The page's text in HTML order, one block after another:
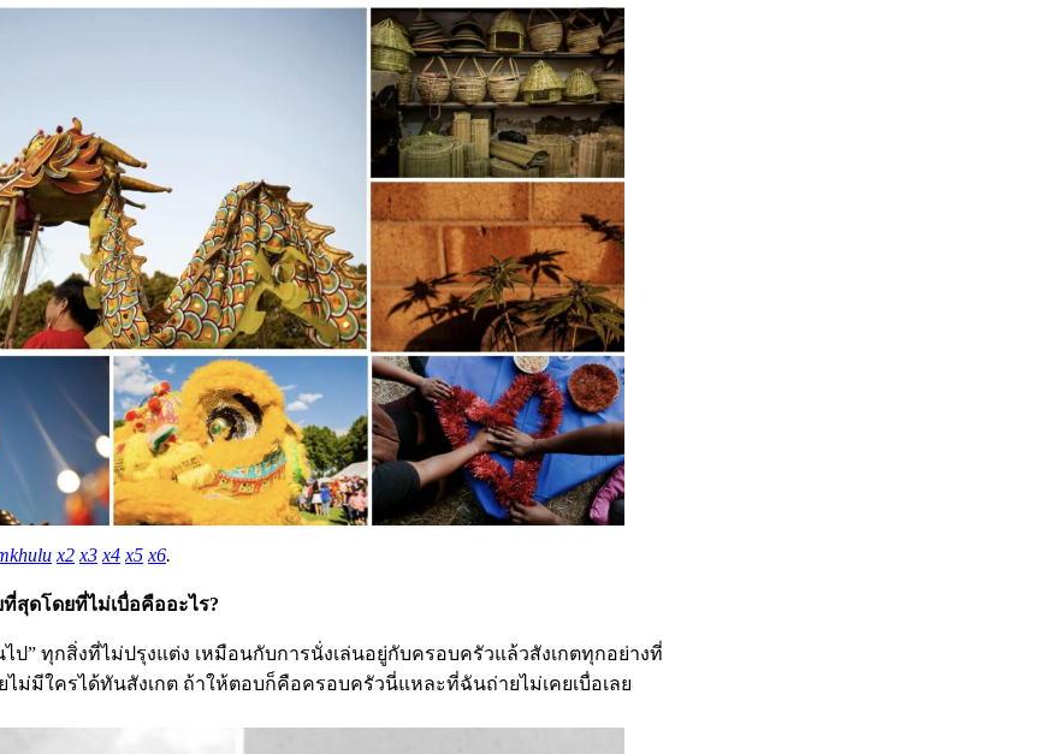
x2 x3 x4 x5 x6.
สุดโดยที่ไม่เบื่อคืออะไร?
ป” ทุกสิ่งที่ไม่ปรุงแต่ง เหมือนกับการนั่งเล่นอยู่กับครอบครัวแล้วสังเกตทุกอย่างที่
ไม่มีใครได้ทันสังเกต ถ้าให้ตอบก็คือครอบครัวนี่แหละที่ฉันถ่ายไม่เคยเบื่อเลย